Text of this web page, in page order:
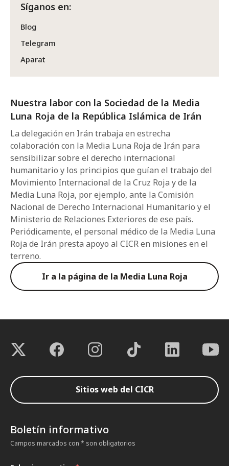
Síganos en:
Blog
Telegram
Aparat
Nuestra labor con la Sociedad de la Media
Luna Roja de la República Islámica de Irán
La delegación en Irán trabaja en estrecha
colaboración con la Media Luna Roja de Irán para
sensibilizar sobre el derecho internacional
humanitario y los principios que guían el trabajo del
Movimiento Internacional de la Cruz Roja y de la
Media Luna Roja, por ejemplo, ante la Comisión
Nacional de Derecho Internacional Humanitario y el
Ministerio de Relaciones Exteriores de ese país.
Periódicamente, el personal médico de la Media Luna
Roja de Irán presta apoyo al CICR en misiones en el
terreno.
Ir a la página de la Media Luna Roja
Sitios web del CICR
Boletín informativo
Campos marcados con * son obligatorios